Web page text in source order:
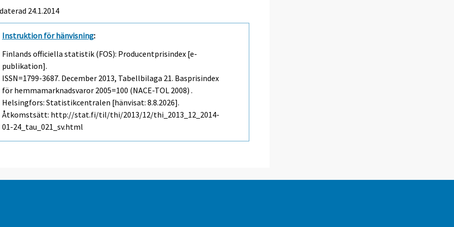
24.1.2014
Instruktion för hänvisning:
Finlands officiella statistik (FOS): Producentprisindex [e-
publikation].
ISSN=1799-3687. December 2013, Tabellbilaga 21. Basprisindex
för hemmamarknadsvaror 2005=100 (NACE-TOL 2008) .
Helsingfors: Statistikcentralen [hänvisat: 8.8.2026].
Åtkomstsätt: http://stat.fi/til/thi/2013/12/thi_2013_12_2014-
01-24_tau_021_sv.html